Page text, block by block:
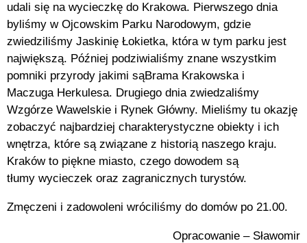
udali się na wycieczkę do Krakowa. Pierwszego dnia
byliśmy w Ojcowskim Parku Narodowym, gdzie
zwiedziliśmy Jaskinię Łokietka, która w tym parku jest
największą. Później podziwialiśmy znane wszystkim
pomniki przyrody jakimi sąBrama Krakowska i
MaczugaHerkulesa. Drugiego dnia zwiedzaliśmy
Wzgórze Wawelskie i Rynek Główny. Mieliśmy tu okazję
zobaczyć najbardziej charakterystyczne obiekty i ich
wnętrza, które są związane z historiąnaszego kraju.
Kraków to piękne miasto, czego dowodem są
tłumy wycieczek oraz zagranicznych turystów.
Zmęczeni i zadowoleni wróciliśmy do domów po 21.00.
Opracowanie – Sławomir